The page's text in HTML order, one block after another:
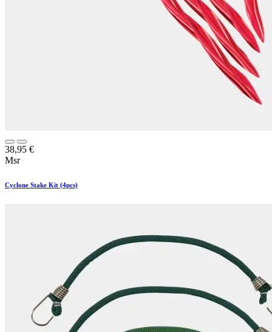
38,95 €
Msr
Cyclone Stake Kit (4pcs)